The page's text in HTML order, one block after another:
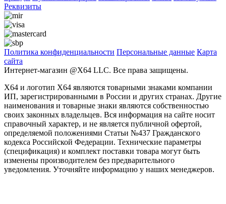
Реквизиты
Политика конфиденциальности Персональные дaнные Карта
сайта
Интернет-магазин @X64 LLC. Все права защищены.
X64 и логотип X64 являются товарными знаками компании
ИП, зарегистрированными в России и других странах. Другие
наименования и товарные знаки являются собственностью
своих законных владельцев. Вся информация на сайте носит
справочный характер, и не является публичной офертой,
определяемой положениями Статьи №437 Гражданского
кодекса Российской Федерации. Технические параметры
(спецификация) и комплект поставки товара могут быть
изменены производителем без предварительного
уведомления. Уточняйте информацию у наших менеджеров.